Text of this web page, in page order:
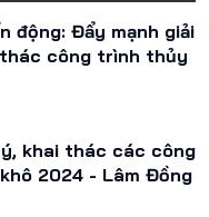
động: Đẩy mạnh giải
công trình thủy
khai thác các công
2024 - Lâm Đồng